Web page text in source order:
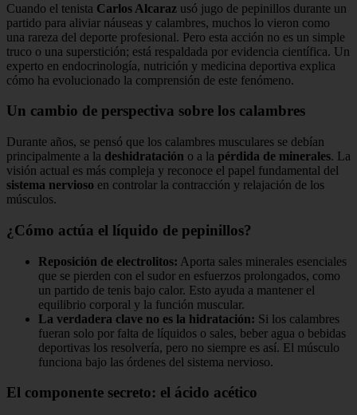
Cuando el tenista Carlos Alcaraz usó jugo de pepinillos durante un
partido para aliviar náuseas y calambres, muchos lo vieron como
una rareza del deporte profesional. Pero esta acción no es un simple
truco o una superstición; está respaldada por evidencia científica. Un
experto en endocrinología, nutrición y medicina deportiva explica
cómo ha evolucionado la comprensión de este fenómeno.
Un cambio de perspectiva sobre los calambres
Durante años, se pensó que los calambres musculares se debían
principalmente a la deshidratación o a la pérdida de minerales. La
visión actual es más compleja y reconoce el papel fundamental del
sistema nervioso en controlar la contracción y relajación de los
músculos.
¿Cómo actúa el líquido de pepinillos?
Reposición de electrolitos: Aporta sales minerales esenciales
que se pierden con el sudor en esfuerzos prolongados, como
un partido de tenis bajo calor. Esto ayuda a mantener el
equilibrio corporal y la función muscular.
La verdadera clave no es la hidratación: Si los calambres
fueran solo por falta de líquidos o sales, beber agua o bebidas
deportivas los resolvería, pero no siempre es así. El músculo
funciona bajo las órdenes del sistema nervioso.
El componente secreto: el ácido acético